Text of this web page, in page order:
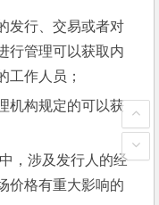
行、交易或者对
行管理可以获取内
工作人员；
构规定的可以获
，涉及发行人的经
价格有重大影响的